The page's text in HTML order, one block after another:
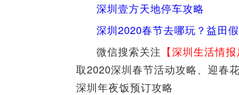
深圳壹方天地停车攻略
深圳2020春节去哪玩？益田
微信搜索关注 【深圳生活情报
取2020深圳春节活动攻略、迎春
深圳年夜饭预订攻略